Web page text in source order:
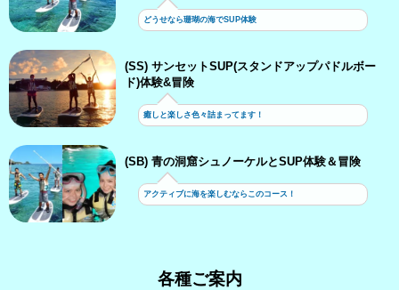
どうせなら珊瑚の海でSUP体験
(SS) サンセットSUP(スタンドアップパドルボー
ド)体験&冒険
癒しと楽しさ色々詰まってます！
(SB) 青の洞窟シュノーケルとSUP体験＆冒険
アクティブに海を楽しむならこのコース！
各種ご案内